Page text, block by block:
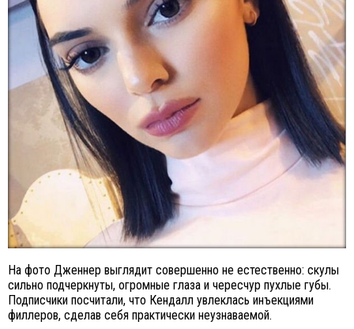
На фото Дженнер выглядит совершенно не естественно: скулы
сильно подчеркнуты, огромные глаза и чересчур пухлые губы.
Подписчики посчитали, что Кендалл увлеклась инъекциями
филлеров, сделав себя практически неузнаваемой.